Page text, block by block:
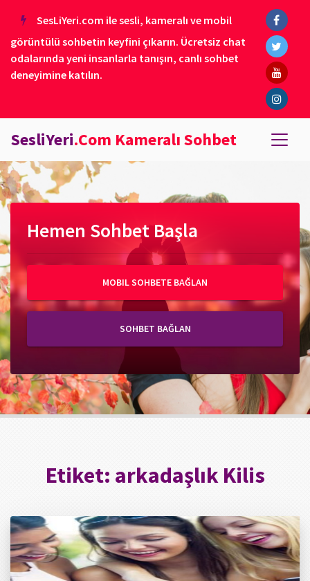
SesLiYeri.com ile sesli, kameralı ve mobil
görüntülü sohbetin keyfini çıkarın. Ücretsiz chat
odalarında yeni insanlarla tanışın, canlı sohbet
deneyimine katılın.
SesliYeri.Com Kameralı Sohbet
Hemen Sohbet Başla
MOBIL SOHBETE BAĞLAN
SOHBET BAĞLAN
Etiket: arkadaşlık Kilis